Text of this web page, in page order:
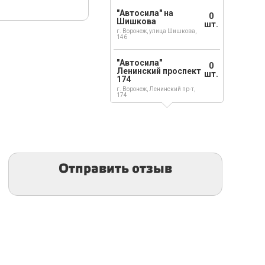
"Автосила" на
Шишкова
г. Воронеж, улица Шишкова,
146
0
шт.
"Автосила"
Ленинский проспект
174
г. Воронеж, Ленинский пр-т,
174
0
шт.
Отправить отзыв